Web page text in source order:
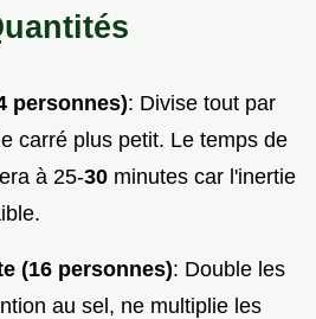
personnes): Divise tout par
carré plus petit. Le temps de
à 25-30 minutes car l'inertie
(16 personnes): Double les
au sel, ne multiplie les